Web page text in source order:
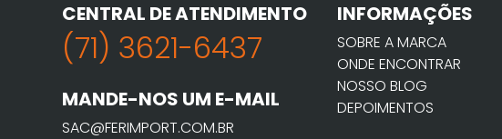
CENTRAL DE ATENDIMENTO
(71) 3621-6437
MANDE-NOS UM E-MAIL
SAC@FERIMPORT.COM.BR
INFORMAÇÕES
SOBRE A MARCA
ONDE ENCONTRAR
NOSSO BLOG
DEPOIMENTOS